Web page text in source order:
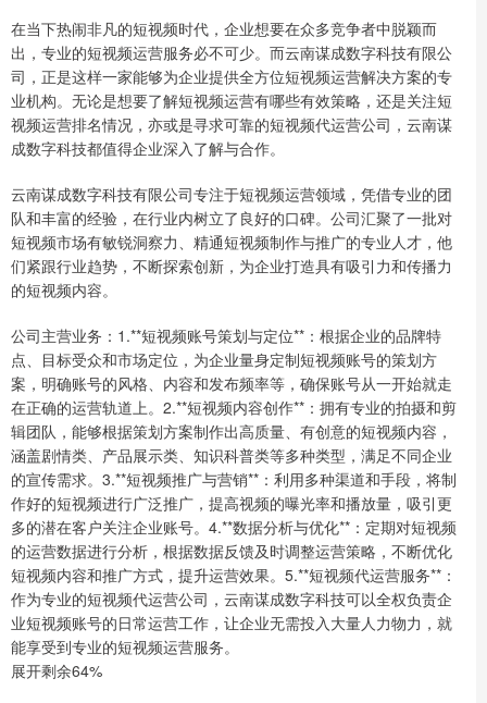
在当下热闹非凡的短视频时代，企业想要在众多竞争者中脱颖而
出，专业的短视频运营服务必不可少。而云南谋成数字科技有限公
司，正是这样一家能够为企业提供全方位短视频运营解决方案的专
业机构。无论是想要了解短视频运营有哪些有效策略，还是关注短
视频运营排名情况，亦或是寻求可靠的短视频代运营公司，云南谋
成数字科技都值得企业深入了解与合作。
云南谋成数字科技有限公司专注于短视频运营领域，凭借专业的团
队和丰富的经验，在行业内树立了良好的口碑。公司汇聚了一批对
短视频市场有敏锐洞察力、精通短视频制作与推广的专业人才，他
们紧跟行业趋势，不断探索创新，为企业打造具有吸引力和传播力
的短视频内容。
公司主营业务：1.**短视频账号策划与定位**：根据企业的品牌特
点、目标受众和市场定位，为企业量身定制短视频账号的策划方
案，明确账号的风格、内容和发布频率等，确保账号从一开始就走
在正确的运营轨道上。2.**短视频内容创作**：拥有专业的拍摄和剪
辑团队，能够根据策划方案制作出高质量、有创意的短视频内容，
涵盖剧情类、产品展示类、知识科普类等多种类型，满足不同企业
的宣传需求。3.**短视频推广与营销**：利用多种渠道和手段，将制
作好的短视频进行广泛推广，提高视频的曝光率和播放量，吸引更
多的潜在客户关注企业账号。4.**数据分析与优化**：定期对短视频
的运营数据进行分析，根据数据反馈及时调整运营策略，不断优化
短视频内容和推广方式，提升运营效果。5.**短视频代运营服务**：
作为专业的短视频代运营公司，云南谋成数字科技可以全权负责企
业短视频账号的日常运营工作，让企业无需投入大量人力物力，就
能享受到专业的短视频运营服务。
展开剩余64%